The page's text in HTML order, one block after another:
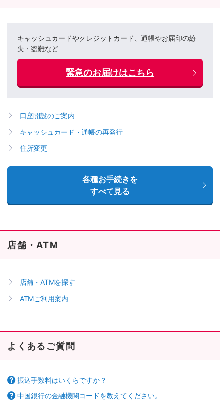
キャッシュカードやクレジットカード、通帳やお届印の紛
失・盗難など
緊急のお届けはこちら
口座開設のご案内
キャッシュカード・通帳の再発行
住所変更
各種お手続きを
すべて見る
店舗・ATM
店舗・ATMを探す
ATMご利用案内
よくあるご質問
振込手数料はいくらですか？
中国銀行の金融機関コードを教えてください。